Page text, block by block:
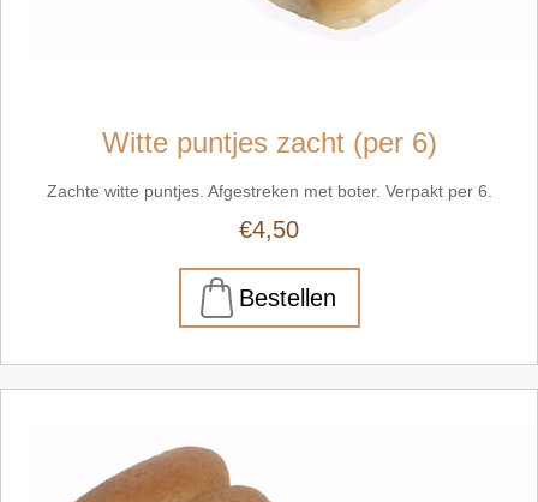
Witte puntjes zacht (per 6)
Zachte witte puntjes. Afgestreken met boter. Verpakt per 6.
€4,50